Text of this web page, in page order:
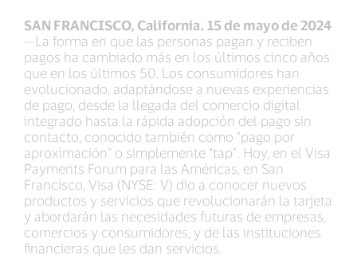
SAN FRANCISCO, California. 15 de mayo de 2024
—La forma en que las personas pagan y reciben
pagos ha cambiado más en los últimos cinco años
que en los últimos 50. Los consumidores han
evolucionado, adaptándose a nuevas experiencias
de pago, desde la llegada del comercio digital
integrado hasta la rápida adopción del pago sin
contacto, conocido también como "pago por
aproximación” o simplemente “tap". Hoy, en el Visa
Payments Forum para las Américas, en San
Francisco, Visa (NYSE: V) dio a conocer nuevos
productos y servicios que revolucionarán la tarjeta
y abordarán las necesidades futuras de empresas,
comercios y consumidores, y de las instituciones
financieras que les dan servicios.